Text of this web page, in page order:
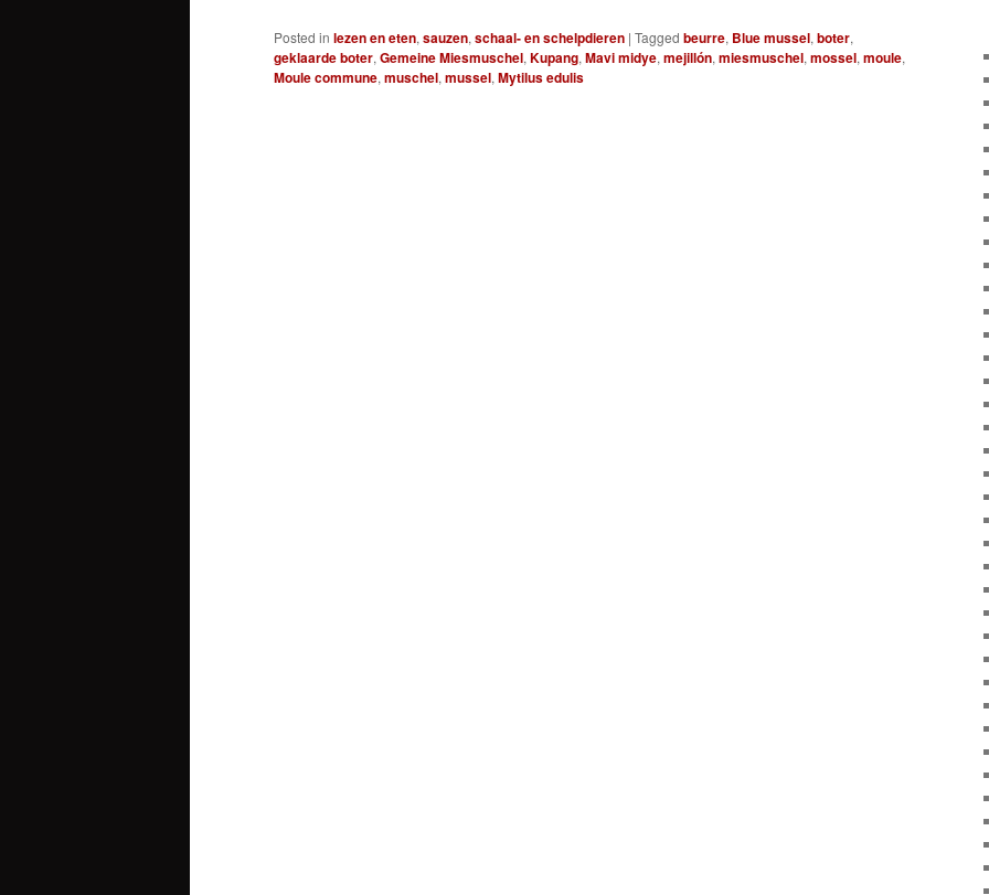
Posted in lezen en eten, sauzen, schaal- en schelpdieren | Tagged beurre, Blue mussel, boter,
geklaarde boter, Gemeine Miesmuschel, Kupang, Mavi midye, mejillón, miesmuschel, mossel, moule,
Moule commune, muschel, mussel, Mytilus edulis